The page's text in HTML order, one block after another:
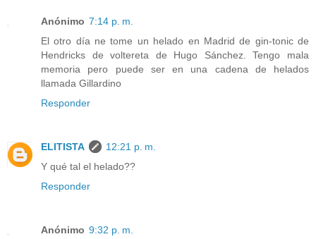
Anónimo 7:14 p. m.
El otro día ne tome un helado en Madrid de gin-tonic de
Hendricks de voltereta de Hugo Sánchez. Tengo mala
memoria pero puede ser en una cadena de helados
llamada Gillardino
Responder
ELITISTA
12:21 p. m.
Y qué tal el helado??
Responder
Anónimo 9:32 p. m.